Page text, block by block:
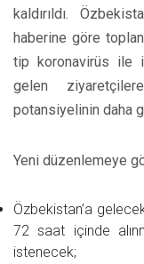
kaldırıldı.
haberine göre
tip koronavirüs ile
gelen
potansiyelinin daha
Yeni düzenlemeye
Özbekistan’a
72 saat içinde
istenecek;